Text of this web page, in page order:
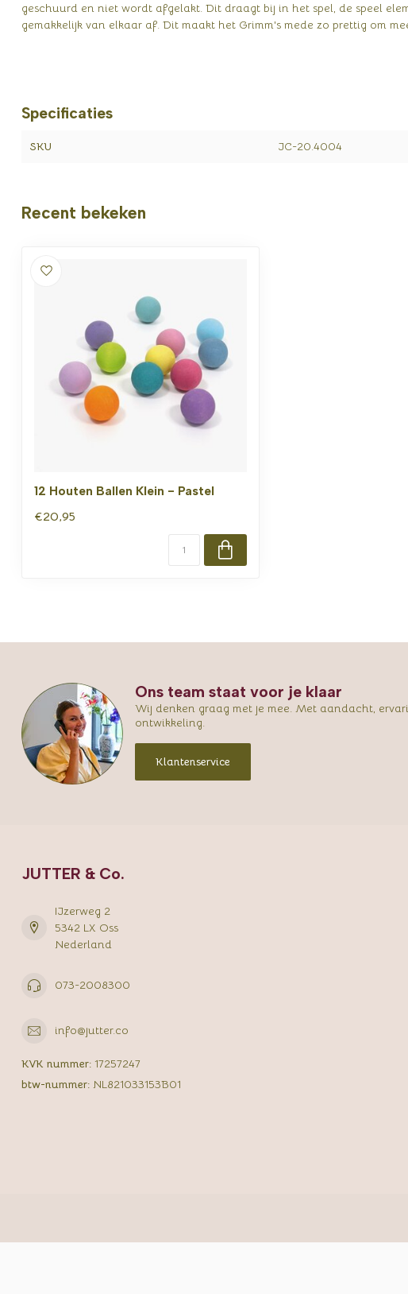
geschuurd en niet wordt afgelakt. Dit draagt bij in het spel, de speel
gemakkelijk van elkaar af. Dit maakt het Grimm's mede zo prettig om
Specificaties
SKU JC-20.4004
Recent bekeken
12 Houten Ballen Klein - Pastel
€20,95
Ons team staat voor je klaar
Wij denken graag met je mee. Met aandacht,
ontwikkeling.
Klantenservice
JUTTER & Co.
IJzerweg 2
5342 LX Oss
Nederland
073-2008300
info@jutter.co
KVK nummer: 17257247
btw-nummer: NL821033153B01